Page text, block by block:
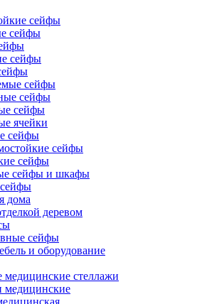
сейфы
сейфы
сейфы
сейфы
сейфы
сейфы
ячейки
сейфы
сейфы
сейфы
сейфы и шкафы
дома
деревом
сейфы
и оборудование
стеллажи
медицинские